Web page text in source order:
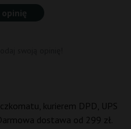
kurierem DPD, UPS
dostawa od 299 zł.